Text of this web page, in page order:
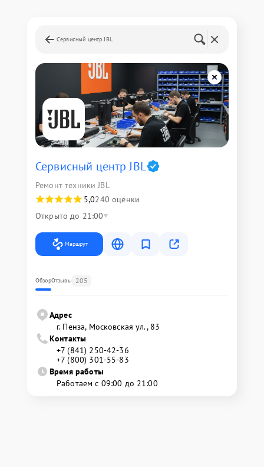
Сервисный центр JBL
Сервисный центр JBL
Ремонт техники JBL
5,0240 оценки
Открыто до 21:00
Маршрут
ОбзорОтзывы 205
Адрес
г. Пенза, Московская ул., 83
Контакты
+7 (841) 250-42-36
+7 (800) 301-55-83
Время работы
Работаем с 09:00 до 21:00